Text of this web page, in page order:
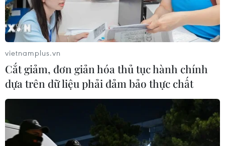
#năng lượng sạch
#nhà máy điện nhiệt Trung Quốc
vietnamplus.vn
Cắt giảm, đơn giản hóa thủ tục hành chính
dựa trên dữ liệu phải đảm bảo thực chất